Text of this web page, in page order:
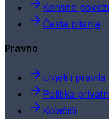
Korisne
Česta pitanja
Pravno
Uvjeti i pravila
Politika
Kolačići